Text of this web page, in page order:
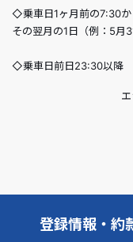
◇乗車日1ヶ月前の7:30
その翌月の1日（例：5月
◇乗車日前日23:30以降
登録情報・約